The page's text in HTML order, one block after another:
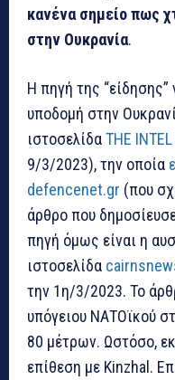
κανένα σημείο πως
στην Ουκρανία.
Η πηγή της
υποδομή στην
ιστοσελίδαTHE INTEL
9/3/2023), την οποία
defencenet.gr (που
άρθρο που
πηγή όμως είναι η
ιστοσελίδα
την 1η/3/2023. Το
υπόγειου ΝΑΤΟϊκού
80 μέτρων. Ωστόσο,
επίθεση με Kinzhal.